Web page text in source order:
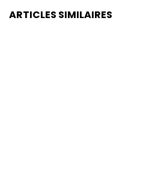
ARTICLES SIMILAIRES